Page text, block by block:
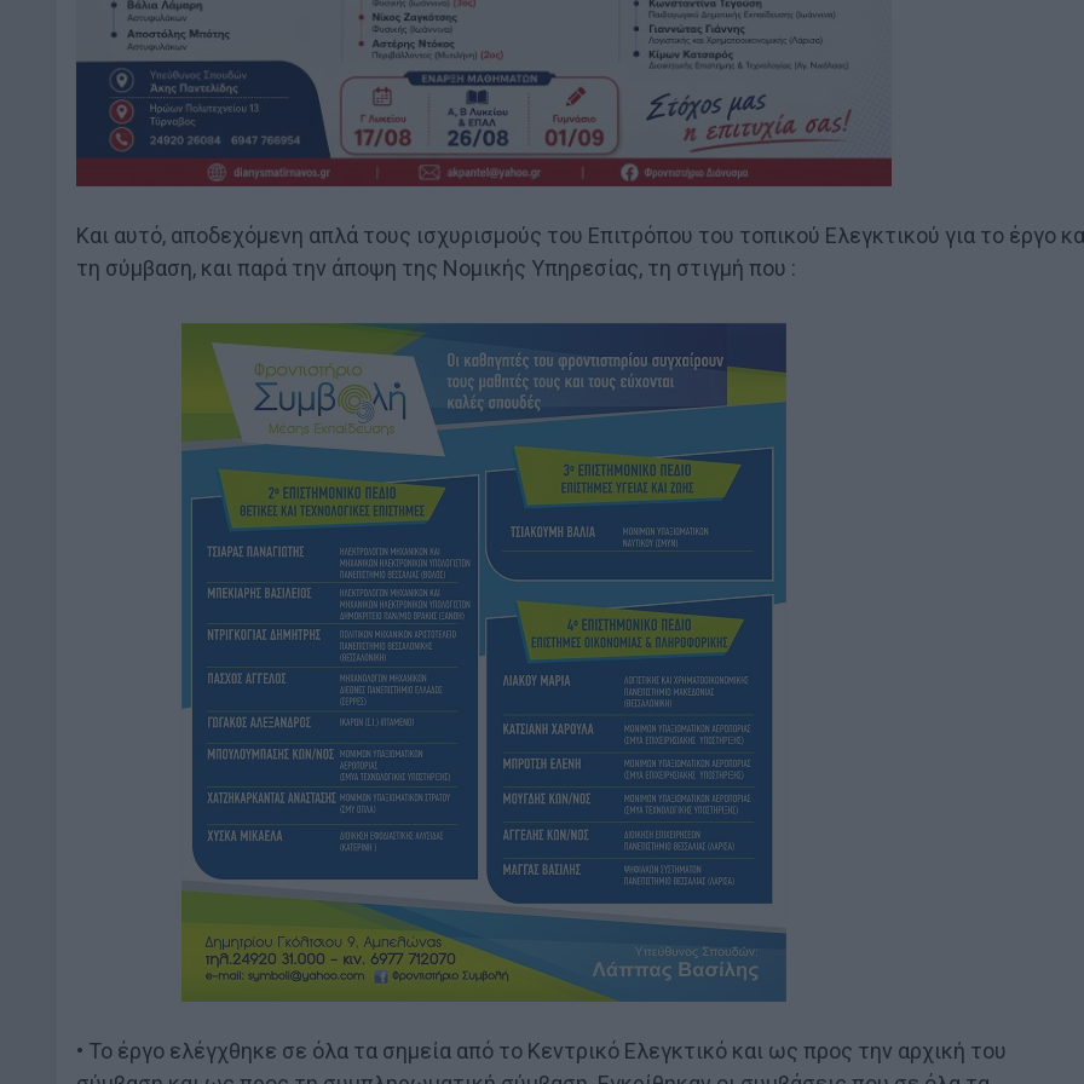
Και αυτό, αποδεχόμενη απλά τους ισχυρισμούς του Επιτρόπου του τοπικού Ελεγκτικού για το έργο
τη σύμβαση, και παρά την άποψη της Νομικής Υπηρεσίας, τη στιγμή που :
• Το έργο ελέγχθηκε σε όλα τα σημεία από το Κεντρικό Ελεγκτικό και ως προς την αρχική του